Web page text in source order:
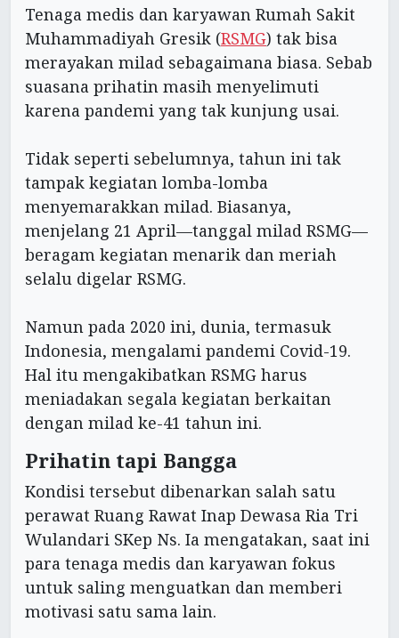
Tenaga medis dan karyawan Rumah Sakit
Muhammadiyah Gresik (RSMG) tak bisa
merayakan milad sebagaimana biasa. Sebab
suasana prihatin masih menyelimuti
karena pandemi yang tak kunjung usai.
Tidak seperti sebelumnya, tahun ini tak
tampak kegiatan lomba-lomba
menyemarakkan milad. Biasanya,
menjelang 21 April—tanggal milad RSMG—
beragam kegiatan menarik dan meriah
selalu digelar RSMG.
Namun pada 2020 ini, dunia, termasuk
Indonesia, mengalami pandemi Covid-19.
Hal itu mengakibatkan RSMG harus
meniadakan segala kegiatan berkaitan
dengan milad ke-41 tahun ini.
Prihatin tapi Bangga
Kondisi tersebut dibenarkan salah satu
perawat Ruang Rawat Inap Dewasa Ria Tri
Wulandari SKep Ns. Ia mengatakan, saat ini
para tenaga medis dan karyawan fokus
untuk saling menguatkan dan memberi
motivasi satu sama lain.